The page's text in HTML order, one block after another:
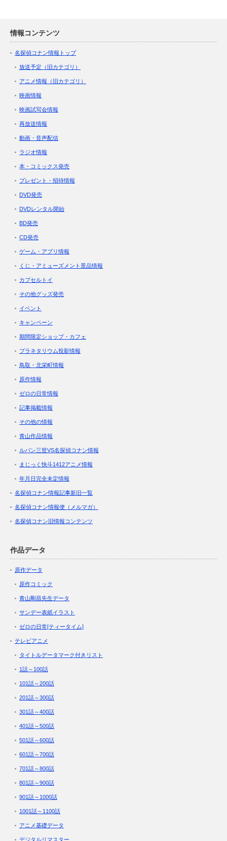
情報コンテンツ
名探偵コナン情報トップ
放送予定（旧カテゴリ）
アニメ情報（旧カテゴリ）
映画情報
映画試写会情報
再放送情報
動画・音声配信
ラジオ情報
本・コミックス発売
プレゼント・招待情報
DVD発売
DVDレンタル開始
BD発売
CD発売
ゲーム・アプリ情報
くじ・アミューズメント景品情報
カプセルトイ
その他グッズ発売
イベント
キャンペーン
期間限定ショップ・カフェ
プラネタリウム投影情報
鳥取・北栄町情報
原作情報
ゼロの日常情報
記事掲載情報
その他の情報
青山作品情報
ルパン三世VS名探偵コナン情報
まじっく快斗1412アニメ情報
年月日完全未定情報
名探偵コナン情報記事新旧一覧
名探偵コナン情報便（メルマガ）
名探偵コナン旧情報コンテンツ
作品データ
原作データ
原作コミック
青山剛昌先生データ
サンデー表紙イラスト
ゼロの日常[ティータイム]
テレビアニメ
タイトルデータマーク付きリスト
1話～100話
101話～200話
201話～300話
301話～400話
401話～500話
501話～600話
601話～700話
701話～800話
801話～900話
901話～1000話
1001話～1100話
アニメ基礎データ
デジタルリマスター